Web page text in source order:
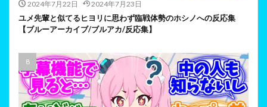
2024年7月22日 2024年7月23日
ユメ先輩と似てるヒヨリに思わず臨戦体勢のホシノへの反応集
【ブルーアーカイブ/ブルアカ/反応集】